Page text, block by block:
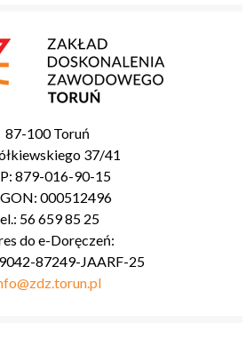
87-100 Toruń
37/41
879-016-90-15
000512496
56 659 85 25
do e-Doręczeń:
87249-JAARF-25